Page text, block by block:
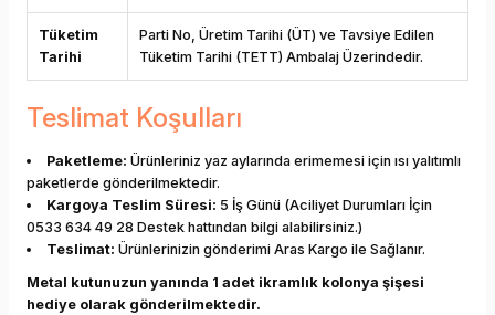
Tüketim
Tarihi
Parti No, Üretim Tarihi (ÜT) ve Tavsiye Edilen
Tüketim Tarihi (TETT) Ambalaj Üzerindedir.
Teslimat Koşulları
Paketleme: Ürünleriniz yaz aylarında erimemesi için ısı yalıtımlı
paketlerde gönderilmektedir.
Kargoya Teslim Süresi: 5 İş Günü (Aciliyet Durumları İçin
0533 634 49 28 Destek hattından bilgi alabilirsiniz.)
Teslimat: Ürünlerinizin gönderimi Aras Kargo ile Sağlanır.
Metal kutunuzun yanında 1 adet ikramlık kolonya şişesi
hediye olarak gönderilmektedir.